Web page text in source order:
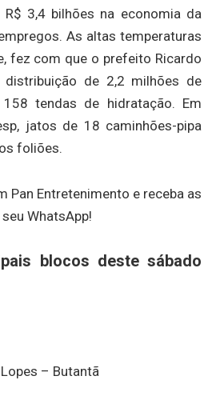
R$ 3,4 bilhões na economia da
As altas temperaturas
fez com que o prefeito Ricardo
distribuição de 2,2 milhões de
tendas de hidratação. Em
jatos de 18 caminhões-pipa
foliões.
Pan Entretenimento e receba as
WhatsApp!
blocos deste sábado
– Butantã